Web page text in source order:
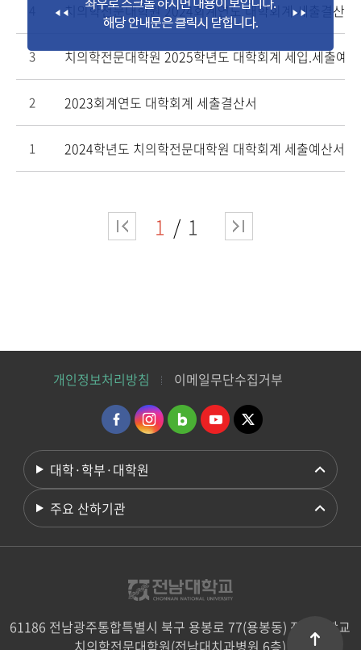
치의학전문대학원 2024회계연도 대학회계 세출결산서
3 치의학전문대학원 2025학년도 대학회계 세입.세출예
2 2023회계연도 대학회계 세출결산서
1 2024학년도 치의학전문대학원 대학회계 세출예산서
1 1
개인정보처리방침 이메일무단수집거부
대학·학부·대학원
주요 산하기관
61186 전남광주통합특별시 북구 용봉로 77(용봉동) 전남대학교
치의학전문대학원(전남대치과병원 6층)